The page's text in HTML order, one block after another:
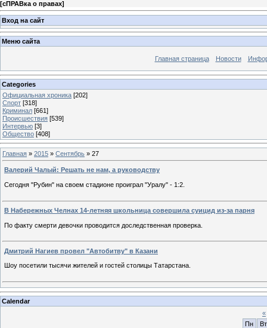
[сПРАВка о правах]
Вход на сайт
Меню сайта
Главная страница Новости
Categories
Официальная хроника [202]
Спорт [318]
Криминал [661]
Происшествия [539]
Интервью [3]
Общество [408]
Главная » 2015 » Сентябрь » 27
Валерий Чалый: Решать не нам, а руководству
Сегодня "Рубин" на своем стадионе проиграл "Уралу" - 1:2.
В Набережных Челнах 14-летняя школьница совершила суицид из-за парня
По факту смерти девочки проводится доследственная проверка.
Дмитрий Нагиев провел "Автобитву" в Казани
Шоу посетили тысячи жителей и гостей столицы Татарстана.
Calendar
«
Пн
Вт